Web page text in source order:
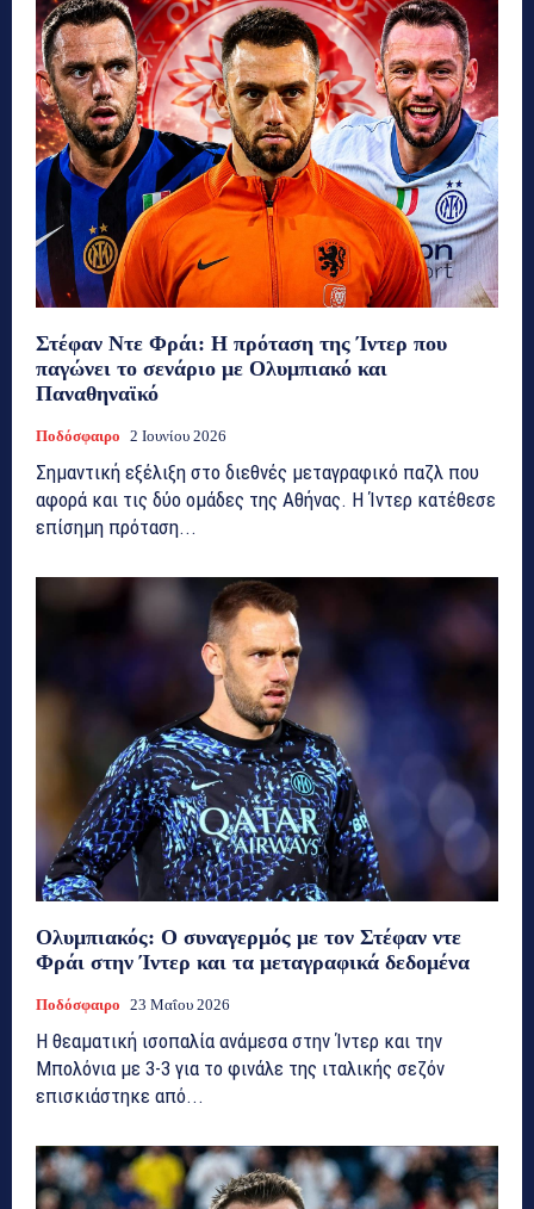
Στέφαν Ντε Φράι: Η πρόταση της Ίντερ που
παγώνει το σενάριο με Ολυμπιακό και
Παναθηναϊκό
Ποδόσφαιρο 2 Ιουνίου 2026
Σημαντική εξέλιξη στο διεθνές μεταγραφικό παζλ που
αφορά και τις δύο ομάδες της Αθήνας. Η Ίντερ κατέθεσε
επίσημη πρόταση...
Ολυμπιακός: Ο συναγερμός με τον Στέφαν ντε
Φράι στην Ίντερ και τα μεταγραφικά δεδομένα
Ποδόσφαιρο 23 Μαΐου 2026
Η θεαματική ισοπαλία ανάμεσα στην Ίντερ και την
Μπολόνια με 3-3 για το φινάλε της ιταλικής σεζόν
επισκιάστηκε από...